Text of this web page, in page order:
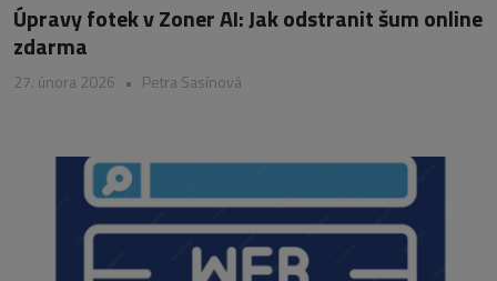
Úpravy fotek v Zoner AI: Jak odstranit šum online
zdarma
27. února 2026 • Petra Sasínová